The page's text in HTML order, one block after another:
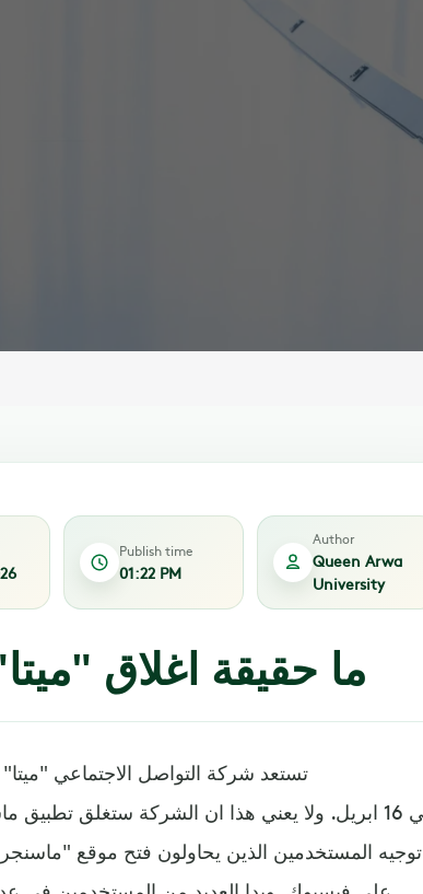
Publish time
01:22 PM
Author
Queen Arwa
University
ما حقيقة اغلاق
تستعد شركة التواصل الاجتماعي "ميتا"
توجيه المستخدمين الذين يحاولون فتح موقع